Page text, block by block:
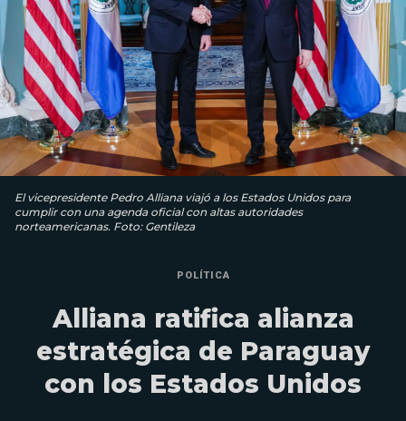
El vicepresidente Pedro Alliana viajó a los Estados Unidos para
cumplir con una agenda oficial con altas autoridades
norteamericanas. Foto: Gentileza
POLÍTICA
Alliana ratifica alianza
estratégica de Paraguay
con los Estados Unidos